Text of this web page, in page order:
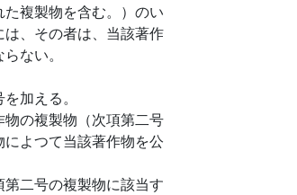
複製物を含む。）のい
、その者は、当該著作
ない。
加える。
の複製物（次項第二号
よつて当該著作物を公
二号の複製物に該当す